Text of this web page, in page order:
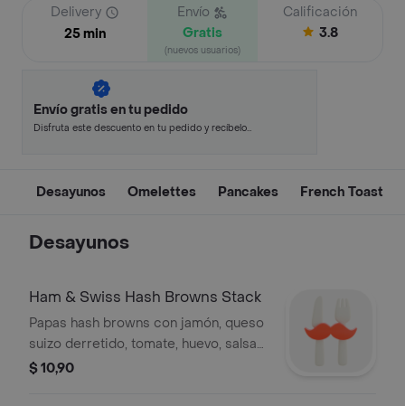
Delivery
25 min
Envío
Gratis
(nuevos usuarios)
Calificación
3.8
Envío gratis en tu pedido
Disfruta este descuento en tu pedido y recíbelo
Desayunos Omelettes Pancakes French Toast
Desayunos
Ham & Swiss Hash Browns Stack
Papas hash browns con jamón, queso
suizo derretido, tomate, huevo, salsa
holandesa y acompañamiento a elegir.
$ 10,90